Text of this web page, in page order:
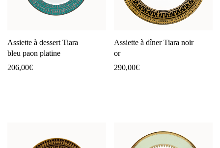
Assiette à dessert Tiara
bleu paon platine
206,00€
Assiette à dîner Tiara noir
or
290,00€